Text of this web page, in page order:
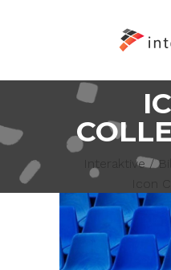
Interaktive/
Icon